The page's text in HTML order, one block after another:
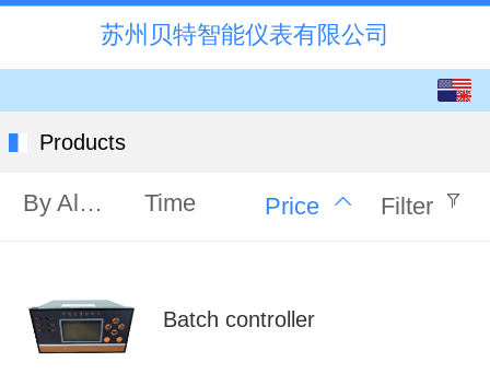
苏州贝特智能仪表有限公司
Products
By Alphabet Time Price Filter
Batch controller